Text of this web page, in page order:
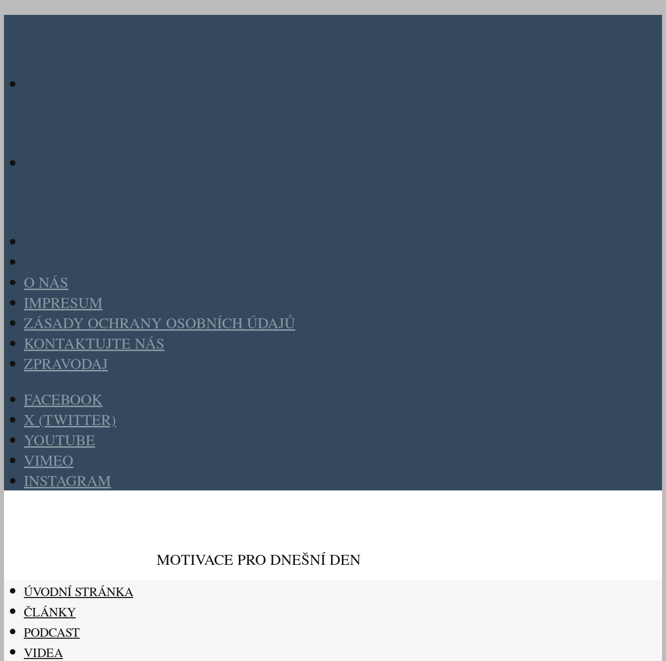
O NÁS
IMPRESUM
ZÁSADY OCHRANY OSOBNÍCH ÚDAJŮ
KONTAKTUJTE NÁS
ZPRAVODAJ
FACEBOOK
X (TWITTER)
YOUTUBE
VIMEO
INSTAGRAM
MOTIVACE PRO DNEŠNÍ DEN
ÚVODNÍ STRÁNKA
ČLÁNKY
PODCAST
VIDEA